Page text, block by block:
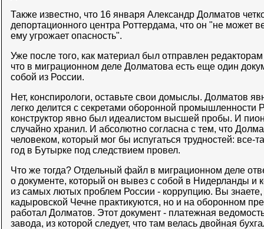
Также известно, что 16 января Александр Долматов
депортационного центра Роттердама, что он "не может
ему угрожает опасность".
Уже после того, как материал был отправлен
что в миграционном деле Долматова есть еще один
собой из России.
Нет, конспирологи, оставьте свои домыслы. Долматов
легко делится с секретами оборонной промышленности
конструктор явно был идеалистом высшей пробы. И
случайно хранил. И абсолютно согласна с тем, что
человеком, который мог бы испугаться трудностей: все-
год в Бутырке под следствием провел.
Что же тогда? Отдельный файл в миграционном деле
о документе, который он вывез с собой в Нидерланды и
из самых лютых проблем России - коррупцию. Вы знаете,
кадыровской Чечне практикуются, но и на оборонном
работал Долматов. Этот документ - платежная
завода, из которой следует, что там велась двойная